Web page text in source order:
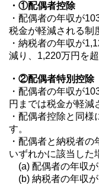
・①配偶者控除
・配偶者の年収が
税金が軽減される制
・納税者の年収が
減り、1,220万円を
・②配偶者特別控除
・配偶者の年収が
円までは税金が軽減
・配偶者控除と同
す。
・配偶者と納税者
いずれかに該当した
(a) 配偶者の年収
(b) 納税者の年収